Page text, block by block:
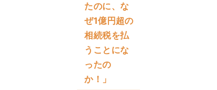
たのに、な
ぜ1億円超の
相続税を払
うことにな
ったの
か！」